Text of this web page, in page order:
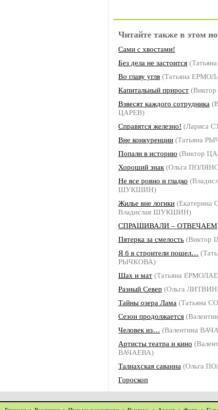
Читайте также в этом
Сами с хвостами!
Без дела не застоится
Во главу угля (Татьяна
Капитальный прирост
Взвесят каждого сотрудника
ЦАРЕВ)
Справятся железно! (Лариса
Вне конкуренции (Татьяна
Попали в историю (Виктор
Хороший знак (Ольга
Не все ровно и гладко
ШУКШИН)
Жилье вне логики
Владислав ШУКШИН)
СПРАШИВАЛИ – ОТВЕЧАЕМ
Пятерка за смелость (Виктор
Я б в строители пошел…
РЫЧКОВА)
Шах и мат (Татьяна
Разный Север (Ольга
Тайны озера Лама (Татьяна
Сезон продолжается
Человек из… (Валентина
Артисты театра и кино
ВАЧАЕВА)
Талнахская саванна (Ольга
Гороскоп